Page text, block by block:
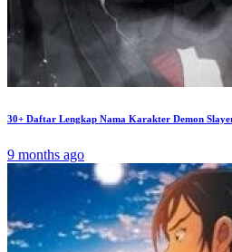
30+ Daftar Lengkap Nama Karakter Demon
9 months ago